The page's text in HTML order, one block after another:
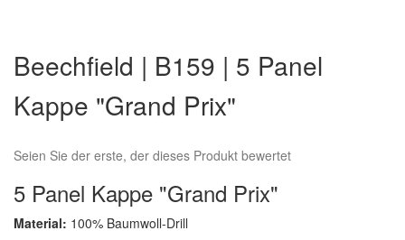
der
Bildergalerie
springen
Beechfield | B159 | 5 Panel
Kappe "Grand Prix"
Seien Sie der erste, der dieses Produkt bewertet
5 Panel Kappe "Grand Prix"
Material: 100% Baumwoll-Drill